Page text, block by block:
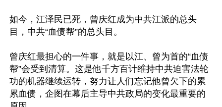
如今，江泽民已死，曾庆红成为中共江派的总头
目，中共“血债帮”的总头目。
曾庆红最担心的一件事，就是以江、曾为首的“血债
帮”会受到清算。这是他千方百计维持中共迫害法轮
功的机器继续运转，努力让人们忘记他曾欠下的累
累血债，企图在幕后主导中共政局的变化最重要的